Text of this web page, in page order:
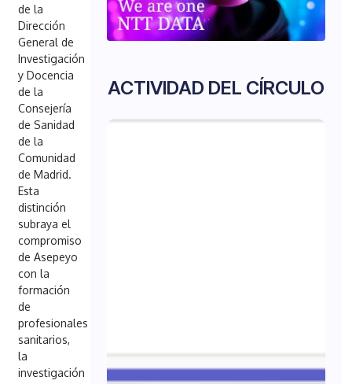
de la
Dirección
General de
Investigación
y Docencia
de la
Consejería
de Sanidad
de la
Comunidad
de Madrid.
Esta
distinción
subraya el
compromiso
de Asepeyo
con la
formación
de
profesionales
sanitarios,
la
investigación
ACTIVIDAD DEL CÍRCULO